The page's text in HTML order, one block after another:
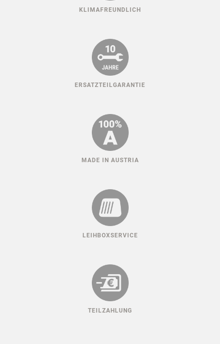
KLIMAFREUNDLICH
ERSATZTEILGARANTIE
MADE IN AUSTRIA
LEIHBOXSERVICE
TEILZAHLUNG